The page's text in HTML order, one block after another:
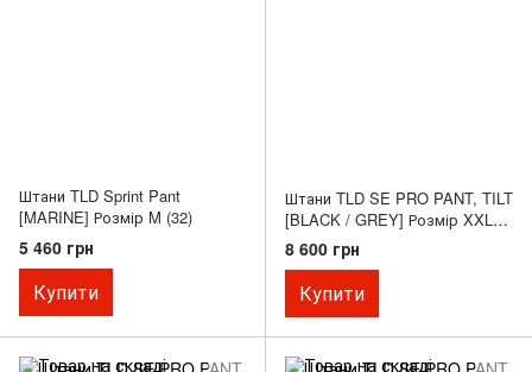
Штани TLD Sprint Pant
[MARINE] Розмір M (32)
5 460 грн
Купити
Штани TLD SE PRO PANT, TILT
[BLACK / GREY] Розмір XXL
(38)
8 600 грн
Купити